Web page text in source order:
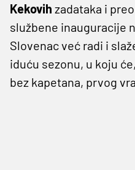
Kekovih zadataka i
službene inauguracije
Slovenac već radi i
iduću sezonu, u koju
bez kapetana, prvog